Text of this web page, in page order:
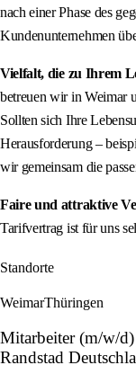
nach einer Phase des
Kundenunternehmen
Vielfalt, die zu Ihrem
betreuen wir in Weimar
Sollten sich Ihre
Herausforderung –
wir gemeinsam die
Faire und attraktive
Tarifvertrag ist für uns
Standorte
WeimarThüringen
Mitarbeiter (m/w/
Randstad